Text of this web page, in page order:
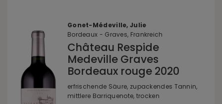
Gonet-Médeville, Julie
Bordeaux - Graves, Frankreich
Château Respide
Medeville Graves
Bordeaux rouge 2020
erfrischende Säure, zupackendes Tannin,
mittlere Barriquenote, trocken